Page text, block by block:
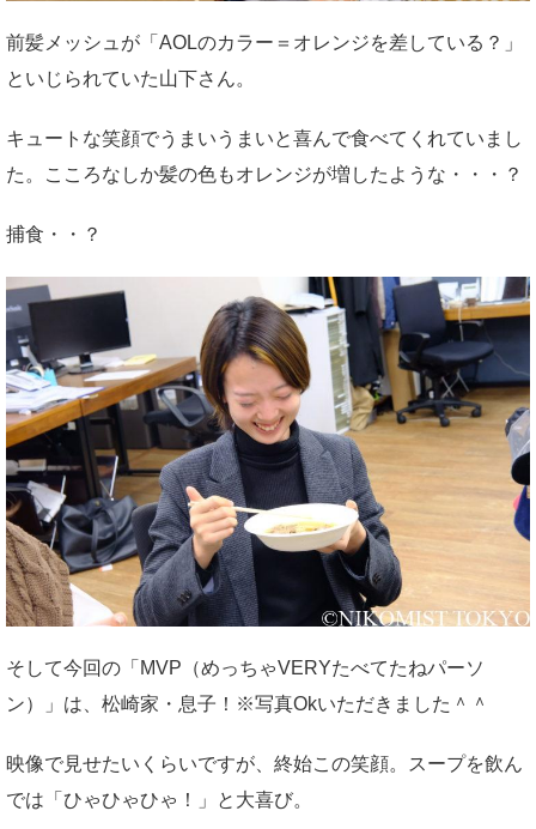
前髪メッシュが「AOLのカラー＝オレンジを差している？」
といじられていた山下さん。
キュートな笑顔でうまいうまいと喜んで食べてくれていまし
た。こころなしか髪の色もオレンジが増したような・・・？
捕食・・？
そして今回の「MVP（めっちゃVERYたべてたねパーソ
ン）」は、松崎家・息子！※写真Okいただきました＾＾
映像で見せたいくらいですが、終始この笑顔。スープを飲ん
では「ひゃひゃひゃ！」と大喜び。